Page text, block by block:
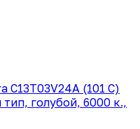
C13T03V24A (101 C)
голубой, 6000 к.,